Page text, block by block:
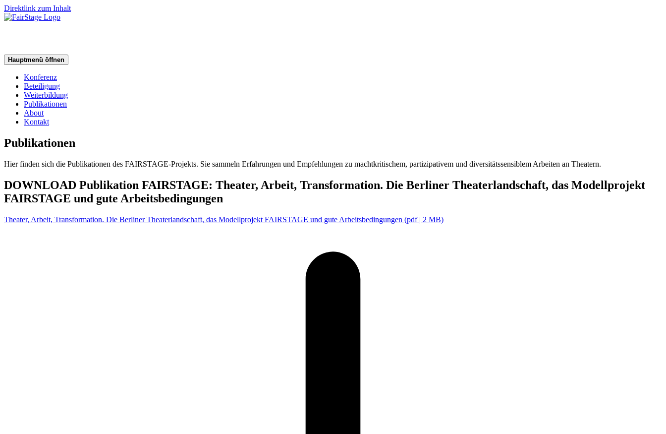
Direktlink zum Inhalt
Hauptmenü öffnen
Konferenz
Beteiligung
Weiterbildung
Publikationen
About
Kontakt
Publikationen
Hier finden sich die Publikationen des FAIRSTAGE-Projekts. Sie sammeln Erfahrungen und Empfehlungen zu machtkritischem, partizipativem und diversitätssensiblem Arbeiten an Theatern.
DOWNLOAD Publikation FAIRSTAGE: Theater, Arbeit, Transformation. Die Berliner Theaterlandschaft, das Modellprojekt
FAIRSTAGE und gute Arbeitsbedingungen
Theater, Arbeit, Transformation. Die Berliner Theaterlandschaft, das Modellprojekt FAIRSTAGE und gute Arbeitsbedingungen (pdf | 2 MB)